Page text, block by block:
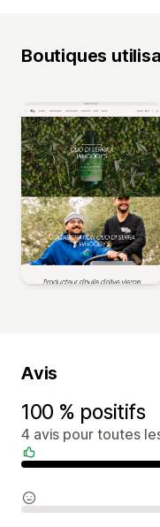
Boutiques
Avis
100 % positifs
4 avis pour toutes
Avis positifs
Avis neutres